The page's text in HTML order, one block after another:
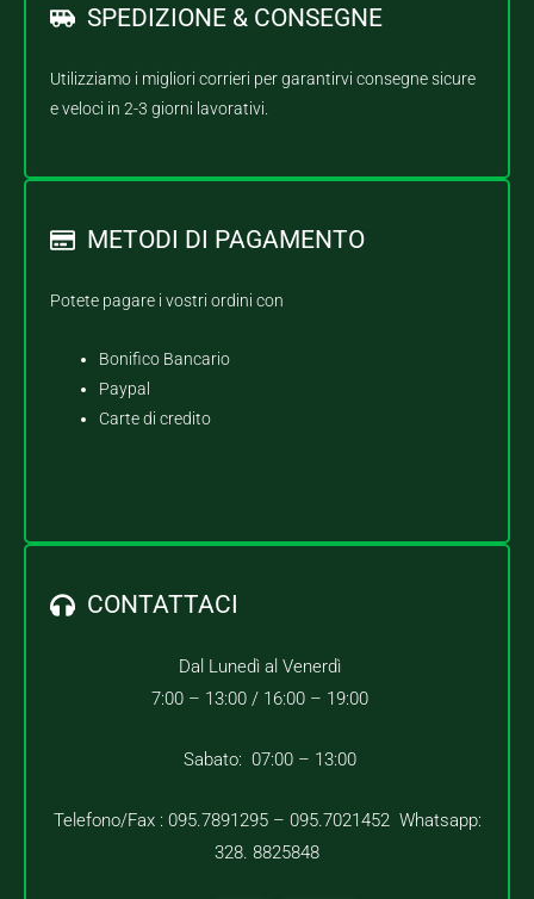
SPEDIZIONE & CONSEGNE
Utilizziamo i migliori corrieri per garantirvi consegne sicure
e veloci in 2-3 giorni lavorativi.
METODI DI PAGAMENTO
Potete pagare i vostri ordini con
Bonifico Bancario
Paypal
Carte di credito
CONTATTACI
Dal Lunedì al Venerdì
7:00 – 13:00 / 16:00 – 19:00
Sabato: 07:00 – 13:00
Telefono/Fax : 095.7891295 – 095.7021452 Whatsapp:
328. 8825848